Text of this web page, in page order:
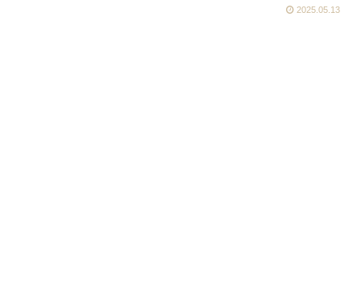
2025.05.13